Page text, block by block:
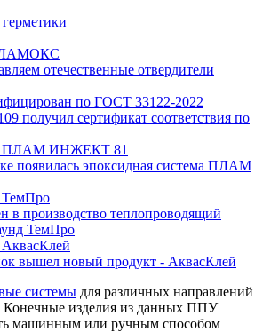
отечественные отвердители
получил сертификат соответствия по
появилась эпоксидная система ПЛАМ
в производство теплопроводящий
ТемПро
вышел новый продукт - АквасКлей
системы для различных направлений
изделия из данных ППУ
машинным или ручным способом